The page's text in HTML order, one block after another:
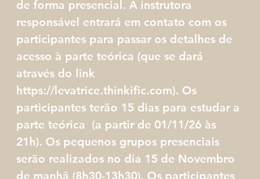
de forma presencial. A instrutora
responsável entrará em contato com os
participantes para passar os detalhes de
acesso à parte teórica (que se dará
através do link
https://levatrice.thinkific.com). Os
participantes terão 15 dias para estudar a
parte teórica  (a partir de 01/11/26 às
21h). Os pequenos grupos presenciais
serão realizados no dia 15 de Novembro
de manhã (8h30-13h30). Os participantes